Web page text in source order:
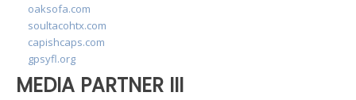
oaksofa.com
soultacohtx.com
capishcaps.com
gpsyfl.org
MEDIA PARTNER III